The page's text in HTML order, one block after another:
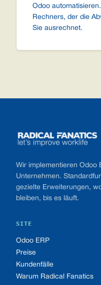
Odoo
Rechners, der die
Sie ausrechnet.
Wir implementieren Odoo
Unternehmen.
gezielte Erweiterungen,
bleiben, bis es läuft.
SITE
Odoo ERP
Preise
Kundenfälle
Warum Radical Fanatics